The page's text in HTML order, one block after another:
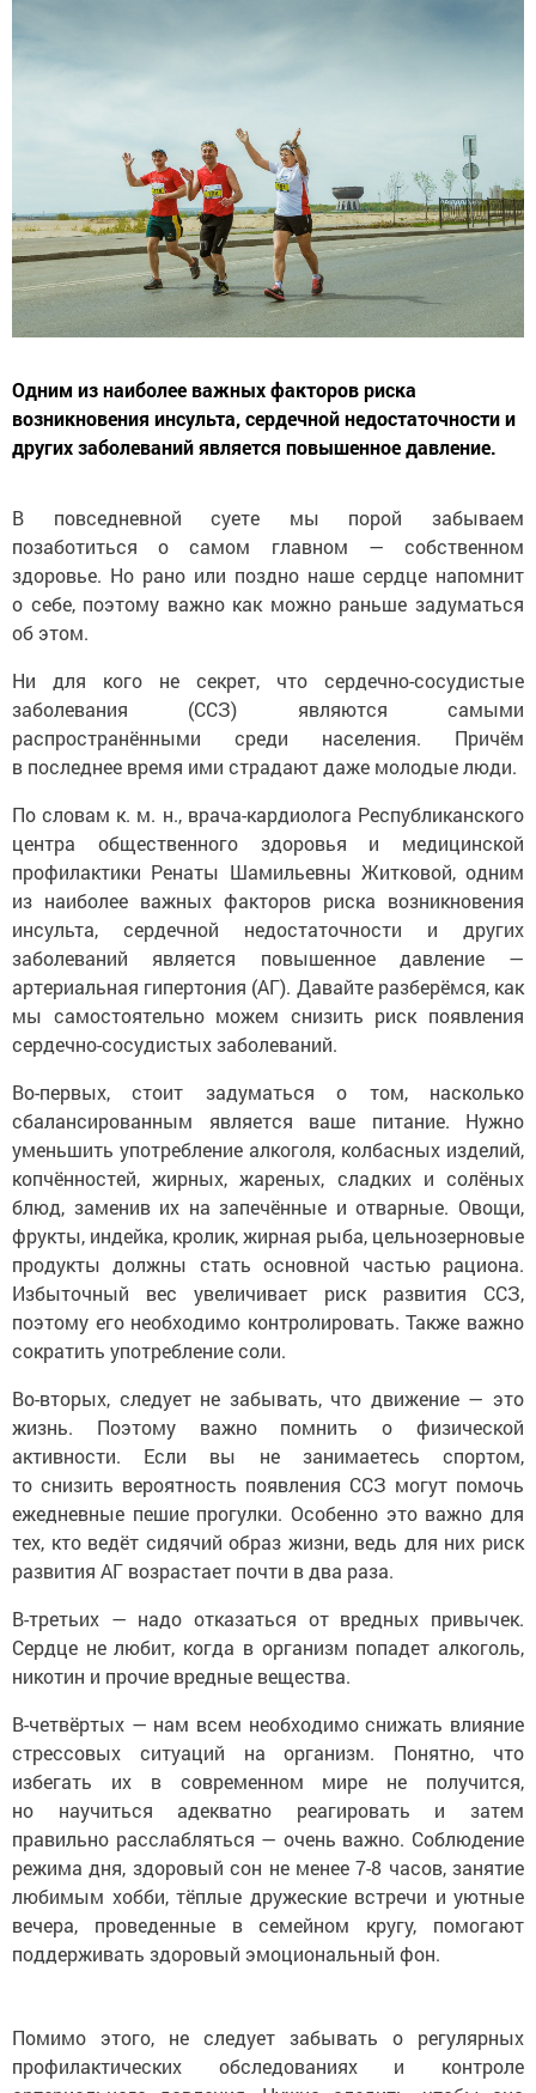
Одним из наиболее важных факторов риска
возникновения инсульта, сердечной недостаточности и
других заболеваний является повышенное давление.
В повседневной суете мы порой забываем
позаботиться о самом главном — собственном
здоровье. Но рано или поздно наше сердце напомнит
о себе, поэтому важно как можно раньше задуматься
об этом.
Ни для кого не секрет, что сердечно-сосудистые
заболевания (ССЗ) являются самыми
распространёнными среди населения. Причём
в последнее время ими страдают даже молодые люди.
По словам к. м. н., врача-кардиолога Республиканского
центра общественного здоровья и медицинской
профилактики Ренаты Шамильевны Житковой, одним
из наиболее важных факторов риска возникновения
инсульта, сердечной недостаточности и других
заболеваний является повышенное давление —
артериальная гипертония (АГ). Давайте разберёмся, как
мы самостоятельно можем снизить риск появления
сердечно-сосудистых заболеваний.
Во-первых, стоит задуматься о том, насколько
сбалансированным является ваше питание. Нужно
уменьшить употребление алкоголя, колбасных изделий,
копчённостей, жирных, жареных, сладких и солёных
блюд, заменив их на запечённые и отварные. Овощи,
фрукты, индейка, кролик, жирная рыба, цельнозерновые
продукты должны стать основной частью рациона.
Избыточный вес увеличивает риск развития ССЗ,
поэтому его необходимо контролировать. Также важно
сократить употребление соли.
Во-вторых, следует не забывать, что движение — это
жизнь. Поэтому важно помнить о физической
активности. Если вы не занимаетесь спортом,
то снизить вероятность появления ССЗ могут помочь
ежедневные пешие прогулки. Особенно это важно для
тех, кто ведёт сидячий образ жизни, ведь для них риск
развития АГ возрастает почти в два раза.
В-третьих — надо отказаться от вредных привычек.
Сердце не любит, когда в организм попадет алкоголь,
никотин и прочие вредные вещества.
В-четвёртых — нам всем необходимо снижать влияние
стрессовых ситуаций на организм. Понятно, что
избегать их в современном мире не получится,
но научиться адекватно реагировать и затем
правильно расслабляться — очень важно. Соблюдение
режима дня, здоровый сон не менее 7-8 часов, занятие
любимым хобби, тёплые дружеские встречи и уютные
вечера, проведенные в семейном кругу, помогают
поддерживать здоровый эмоциональный фон.
Помимо этого, не следует забывать о регулярных
профилактических обследованиях и контроле